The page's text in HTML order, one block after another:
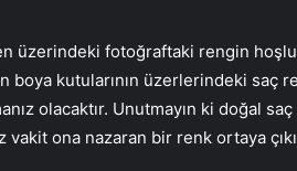
üzerindeki fotoğraftaki rengin
boya kutularının üzerlerindeki saç
olacaktır. Unutmayın ki doğal
vakit ona nazaran bir renk ortaya